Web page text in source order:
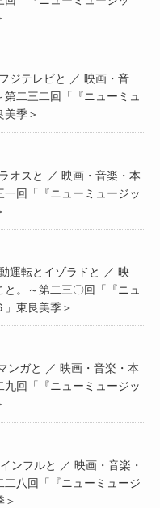
ジテレビと ／ 映画・音
二三二回「『ニューミュ
季＞
オスと ／ 映画・音楽・本
回「『ニューミュージッ
運転とイゾラドと ／ 映
。～第二三〇回「『ニュ
東良美季＞
ンガと ／ 映画・音楽・本
回「『ニューミュージッ
ンフルと ／ 映画・音楽・
八回「『ニューミュージ
＞